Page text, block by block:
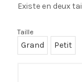
Existe en deux
Taille
Grand Petit